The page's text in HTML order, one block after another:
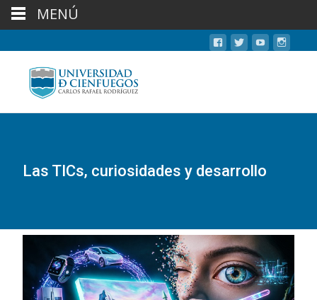
Las TICs, curiosidades y desarrollo
MENÚ